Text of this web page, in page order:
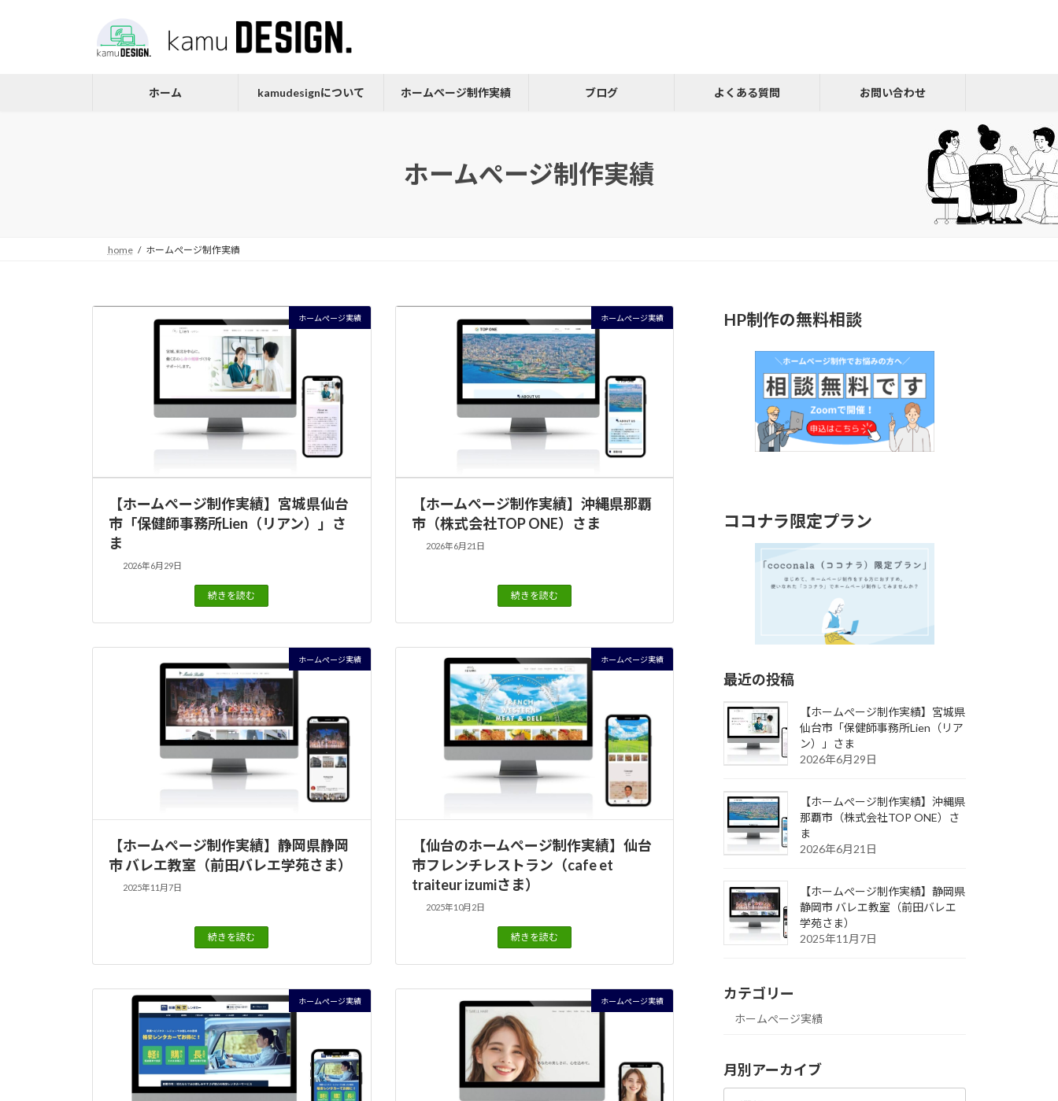
ホーム kamudesignについて ホームぺージ制作実績 ブログ よくある質問 お問い合わせ
ホームぺージ制作実績
home ホームぺージ制作実績
ホームぺージ実績
【ホームぺージ制作実績】宮城県仙台
市「保健師事務所Lien（リアン）」さ
ま
2026年6月29日
続きを読む
ホームぺージ実績
【ホームぺージ制作実績】沖縄県那覇
市（株式会社TOP ONE）さま
2026年6月21日
続きを読む
ホームぺージ実績
【ホームぺージ制作実績】静岡県静岡
市 バレエ教室（前田バレエ学苑さま）
2025年11月7日
続きを読む
ホームぺージ実績
【仙台のホームぺージ制作実績】仙台
市フレンチレストラン（cafe et
traiteur izumiさま）
2025年10月2日
続きを読む
ホームぺージ実績 ホームぺージ実績
HP制作の無料相談
ココナラ限定プラン
最近の投稿
【ホームぺージ制作実績】宮城県
仙台市「保健師事務所Lien（リア
ン）」さま
2026年6月29日
【ホームぺージ制作実績】沖縄県
那覇市（株式会社TOP ONE）さ
ま
2026年6月21日
【ホームぺージ制作実績】静岡県
静岡市 バレエ教室（前田バレエ
学苑さま）
2025年11月7日
カテゴリー
ホームぺージ実績
月別アーカイブ